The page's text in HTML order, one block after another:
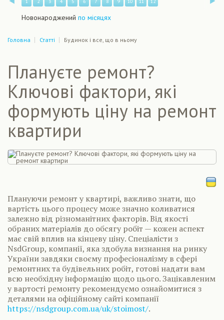
Новонароджений по місяцях
Головна Статті Будинок і все, що в ньому
Плануєте ремонт?
Ключові фактори, які
формують ціну на ремонт
квартири
Плануючи ремонт у квартирі, важливо знати, що
вартість цього процесу може значно коливатися
залежно від різноманітних факторів. Від якості
обраних матеріалів до обсягу робіт — кожен аспект
має свій вплив на кінцеву ціну. Спеціалісти з
NsdGroup, компанії, яка здобула визнання на ринку
України завдяки своєму професіоналізму в сфері
ремонтних та будівельних робіт, готові надати вам
всю необхідну інформацію щодо цього. Зацікавленим
у вартості ремонту рекомендуємо ознайомитися з
деталями на офіційному сайті компанії
https://nsdgroup.com.ua/uk/stoimost/.